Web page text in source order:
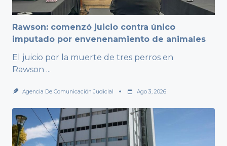
Rawson: comenzó juicio contra único
imputado por envenenamiento de animales
El juicio por la muerte de tres perros en
Rawson ...
Agencia De Comunicación Judicial Ago 3, 2026